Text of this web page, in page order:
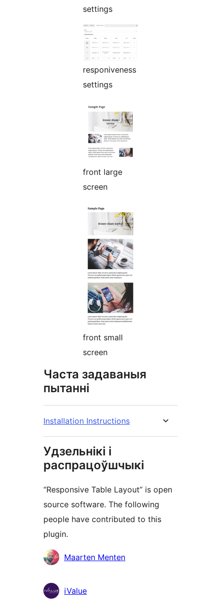
settings
responiveness
settings
front large
screen
front small
screen
Часта задаваныя
пытанні
Installation Instructions
Удзельнікі і
распрацоўшчыкі
“Responsive Table Layout” is open
source software. The following
people have contributed to this
plugin.
УдзельнікіMaarten Menten
iValue